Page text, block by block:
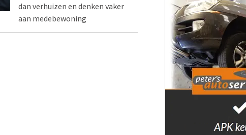
dan verhuizen en denken vaker
aan medebewoning